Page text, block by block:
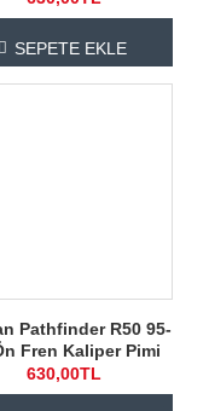
SEPETE EKLE
Pathfinder R50 95-
Fren Kaliper Pimi
630,00TL